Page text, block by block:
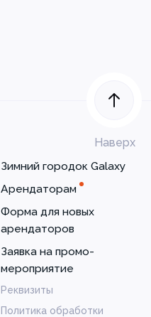
Наверх
Зимний городок Galaxy
Арендаторам
Форма для новых
арендаторов
Заявка на промо-
мероприятие
Реквизиты
Политика обработки